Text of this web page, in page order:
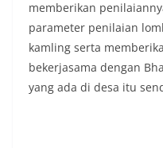
warga agar mulai
bendera Merah
masing secara
penghormatan
perjuangan para
memberikan
parameter penilaian
kamling serta
bekerjasama dengan
yang ada di desa itu